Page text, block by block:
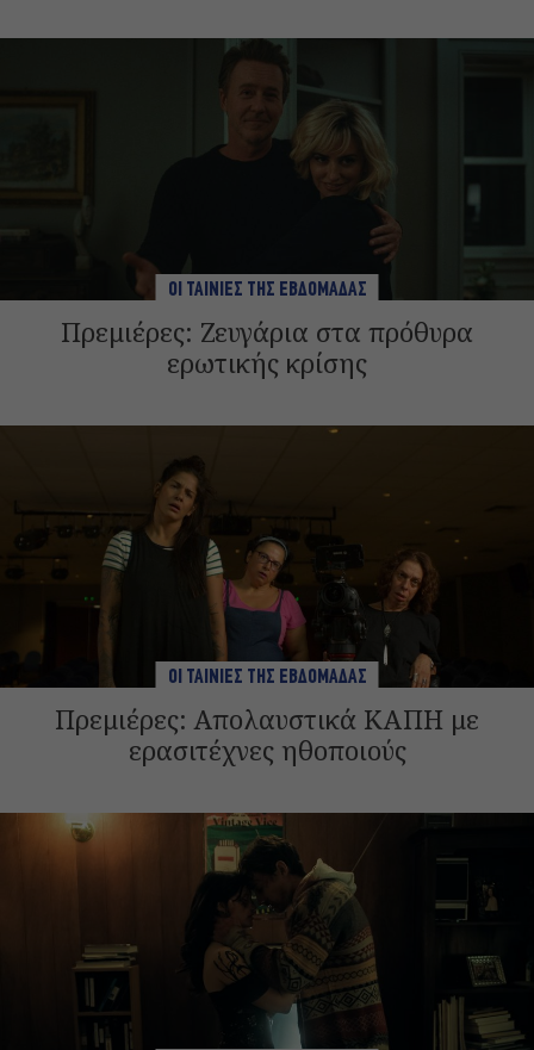
ΟΙ ΤΑΙΝΙΕΣ ΤΗΣ ΕΒΔΟΜΑΔΑΣ
Πρεμιέρες: Ζευγάρια στα πρόθυρα
ερωτικής κρίσης
ΟΙ ΤΑΙΝΙΕΣ ΤΗΣ ΕΒΔΟΜΑΔΑΣ
Πρεμιέρες: Απολαυστικά ΚΑΠΗ με
ερασιτέχνες ηθοποιούς